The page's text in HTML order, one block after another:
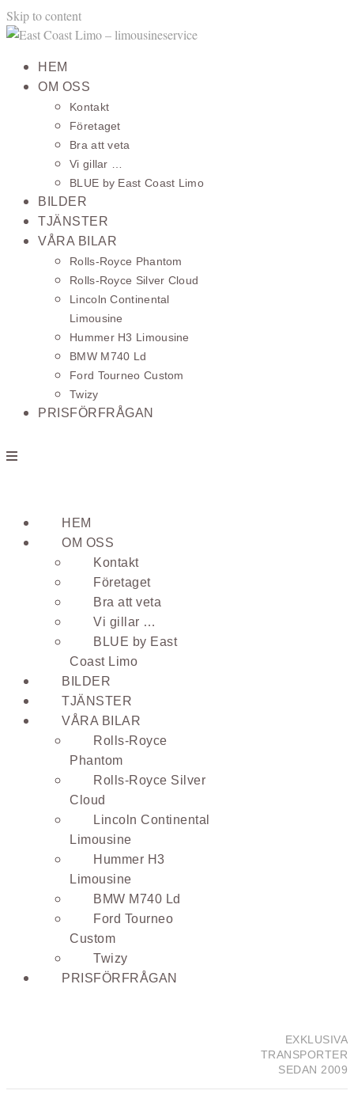
Skip to content
HEM
OM OSS
Kontakt
Företaget
Bra att veta
Vi gillar …
BLUE by East Coast Limo
BILDER
TJÄNSTER
VÅRA BILAR
Rolls-Royce Phantom
Rolls-Royce Silver Cloud
Lincoln Continental
Limousine
Hummer H3 Limousine
BMW M740 Ld
Ford Tourneo Custom
Twizy
PRISFÖRFRÅGAN
HEM
OM OSS
Kontakt
Företaget
Bra att veta
Vi gillar …
BLUE by East
Coast Limo
BILDER
TJÄNSTER
VÅRA BILAR
Rolls-Royce
Phantom
Rolls-Royce Silver
Cloud
Lincoln Continental
Limousine
Hummer H3
Limousine
BMW M740 Ld
Ford Tourneo
Custom
Twizy
PRISFÖRFRÅGAN
EXKLUSIVA
TRANSPORTER
SEDAN 2009